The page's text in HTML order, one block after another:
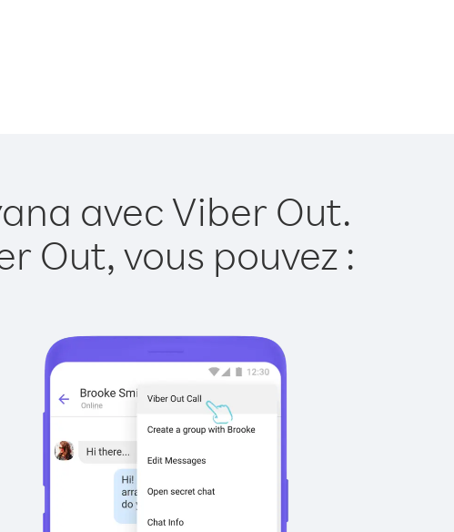
avec Viber Out.
Out, vous pouvez :